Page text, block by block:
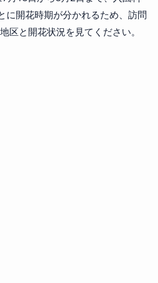
に開花時期が分かれるため、訪問
区と開花状況を見てください。